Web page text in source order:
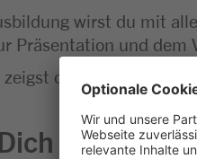
wirst du mit
Präsentation und dem
du vollen
aus